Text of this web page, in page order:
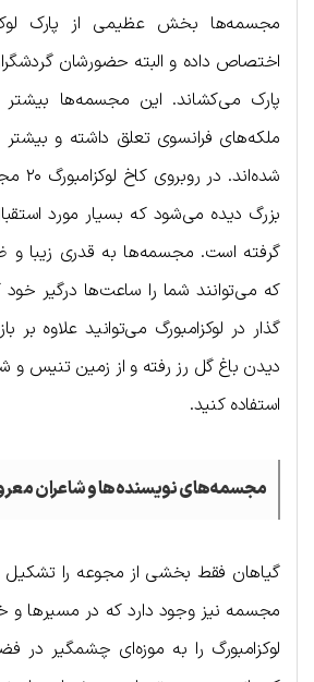
مجسمه‌ها بخش عظیمی از پارک
اختصاص داده و البته حضورشان
پارک می‌کشاند. این مجسمه‌ها بیشتر
ملکه‌های فرانسوی تعلق داشته و
بزرگ دیده می‌شود که بسیار مورد
گرفته است. مجسمه‌ها به قدری زیبا و
که می‌توانند شما را ساعت‌ها درگیر
گذار در لوکزامبورگ می‌توانید علاوه بر
دیدن باغ گل رز رفته و از زمین تنیس
استفاده کنید.
مجسمه‌های نویسنده‌ها و شاعران
مجسمه نیز وجود دارد که در مسیرها و
لوکزامبورگ را به موزه‌ای چشمگیر در